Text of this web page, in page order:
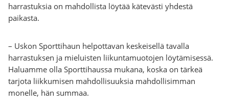
harrastuksia on mahdollista löytää kätevästi yhdestä
paikasta.
– Uskon Sporttihaun helpottavan keskeisellä tavalla
harrastuksen ja mieluisten liikuntamuotojen löytämisessä.
Haluamme olla Sporttihaussa mukana, koska on tärkeä
tarjota liikkumisen mahdollisuuksia mahdollisimman
monelle, hän summaa.